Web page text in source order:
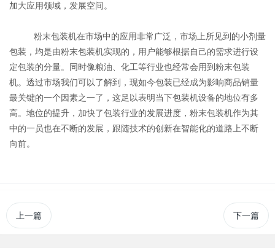
加大应用领域，发展空间。
粉末包装机在市场中的应用非常广泛，市场上所见到的小剂量
包装，均是由粉末包装机实现的，用户能够根据自己的需求进行设
定包装的分量。同时像粮油、化工等行业也经常会用到粉末包装
机。透过市场我们可以了解到，现如今包装已经成为影响商品销量
最关键的一个因素之一了，这足以表明当下包装机设备的地位有多
高。地位的提升，加快了包装行业的发展进度，粉末包装机作为其
中的一员也在不断的发展，跟随技术的创新在智能化的道路上不断
向前。
上一篇 下一篇